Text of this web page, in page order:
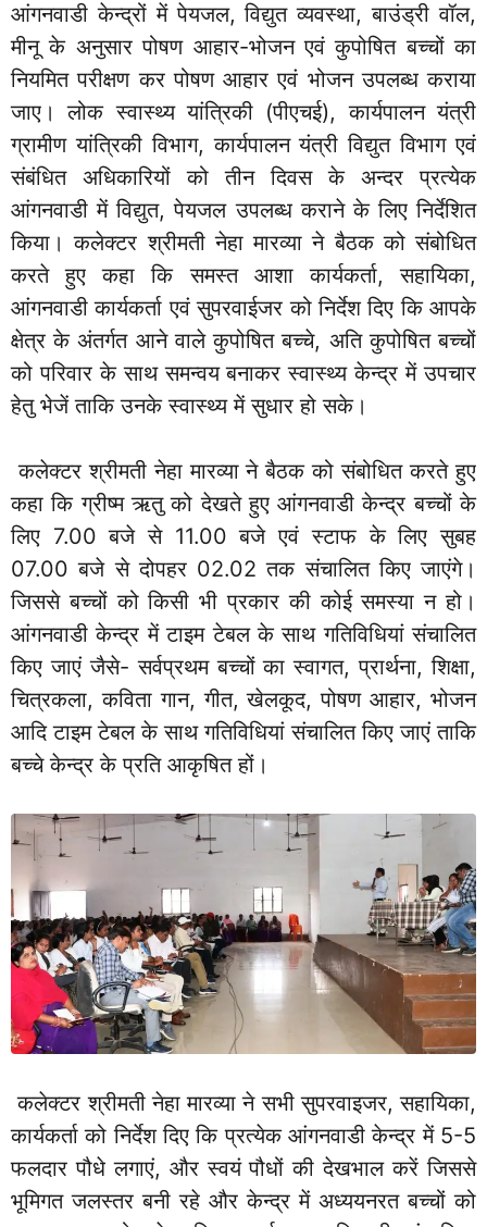
आंगनवाडी केन्द्रों में पेयजल, विद्युत व्यवस्था, बाउंड्री वॉल,
मीनू के अनुसार पोषण आहार-भोजन एवं कुपोषित बच्चों का
नियमित परीक्षण कर पोषण आहार एवं भोजन उपलब्ध कराया
जाए। लोक स्वास्थ्य यांत्रिकी (पीएचई), कार्यपालन यंत्री
ग्रामीण यांत्रिकी विभाग, कार्यपालन यंत्री विद्युत विभाग एवं
संबंधित अधिकारियों को तीन दिवस के अन्दर प्रत्येक
आंगनवाडी में विद्युत, पेयजल उपलब्ध कराने के लिए निर्देशित
किया। कलेक्टर श्रीमती नेहा मारव्या ने बैठक को संबोधित
करते हुए कहा कि समस्त आशा कार्यकर्ता, सहायिका,
आंगनवाडी कार्यकर्ता एवं सुपरवाईजर को निर्देश दिए कि आपके
क्षेत्र के अंतर्गत आने वाले कुपोषित बच्चे, अति कुपोषित बच्चों
को परिवार के साथ समन्वय बनाकर स्वास्थ्य केन्द्र में उपचार
हेतु भेजें ताकि उनके स्वास्थ्य में सुधार हो सके।
कलेक्टर श्रीमती नेहा मारव्या ने बैठक को संबोधित करते हुए
कहा कि ग्रीष्म ऋतु को देखते हुए आंगनवाडी केन्द्र बच्चों के
लिए 7.00 बजे से 11.00 बजे एवं स्टाफ के लिए सुबह
07.00 बजे से दोपहर 02.02 तक संचालित किए जाएंगे।
जिससे बच्चों को किसी भी प्रकार की कोई समस्या न हो।
आंगनवाडी केन्द्र में टाइम टेबल के साथ गतिविधियां संचालित
किए जाएं जैसे- सर्वप्रथम बच्चों का स्वागत, प्रार्थना, शिक्षा,
चित्रकला, कविता गान, गीत, खेलकूद, पोषण आहार, भोजन
आदि टाइम टेबल के साथ गतिविधियां संचालित किए जाएं ताकि
बच्चे केन्द्र के प्रति आकृषित हों।
कलेक्टर श्रीमती नेहा मारव्या ने सभी सुपरवाइजर, सहायिका,
कार्यकर्ता को निर्देश दिए कि प्रत्येक आंगनवाडी केन्द्र में 5-5
फलदार पौधे लगाएं, और स्वयं पौधों की देखभाल करें जिससे
भूमिगत जलस्तर बनी रहे और केन्द्र में अध्ययनरत बच्चों को